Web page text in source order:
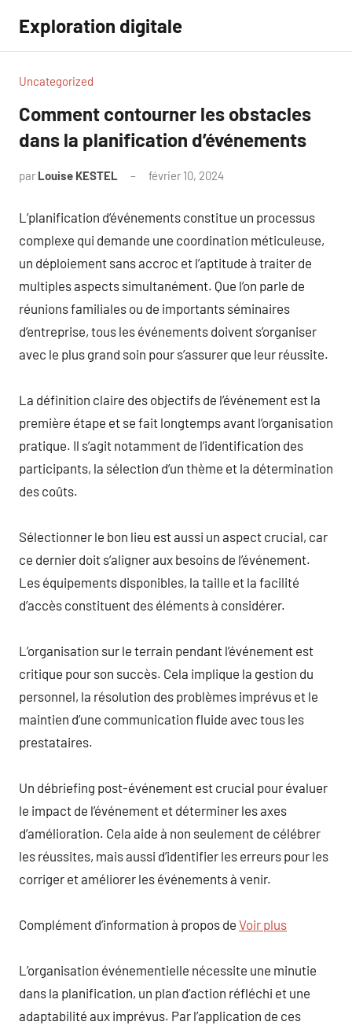
contenu
Exploration digitale
Uncategorized
Comment contourner les obstacles
dans la planification d’événements
par Louise KESTEL février 10, 2024
L’planification d’événements constitue un processus
complexe qui demande une coordination méticuleuse,
un déploiement sans accroc et l’aptitude à traiter de
multiples aspects simultanément. Que l’on parle de
réunions familiales ou de importants séminaires
d’entreprise, tous les événements doivent s’organiser
avec le plus grand soin pour s’assurer que leur réussite.
La définition claire des objectifs de l’événement est la
première étape et se fait longtemps avant l’organisation
pratique. Il s’agit notamment de l’identification des
participants, la sélection d’un thème et la détermination
des coûts.
Sélectionner le bon lieu est aussi un aspect crucial, car
ce dernier doit s’aligner aux besoins de l’événement.
Les équipements disponibles, la taille et la facilité
d’accès constituent des éléments à considérer.
L’organisation sur le terrain pendant l’événement est
critique pour son succès. Cela implique la gestion du
personnel, la résolution des problèmes imprévus et le
maintien d’une communication fluide avec tous les
prestataires.
Un débriefing post-événement est crucial pour évaluer
le impact de l’événement et déterminer les axes
d’amélioration. Cela aide à non seulement de célébrer
les réussites, mais aussi d’identifier les erreurs pour les
corriger et améliorer les événements à venir.
Complément d’information à propos de Voir plus
L’organisation événementielle nécessite une minutie
dans la planification, un plan d’action réfléchi et une
adaptabilité aux imprévus. Par l’application de ces